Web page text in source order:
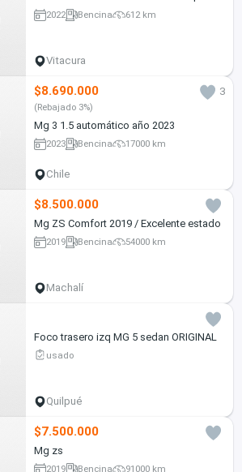
2022 Bencina 612 km
Vitacura
$8.690.000 3
(Rebajado 3%)
Mg 3 1.5 automático año 2023
2023 Bencina 17000 km
Chile
$8.500.000
Mg ZS Comfort 2019 / Excelente estado
2019 Bencina 54000 km
Machalí
Foco trasero izq MG 5 sedan ORIGINAL
usado
Quilpué
$7.500.000
Mg zs
2019 Bencina 91000 km